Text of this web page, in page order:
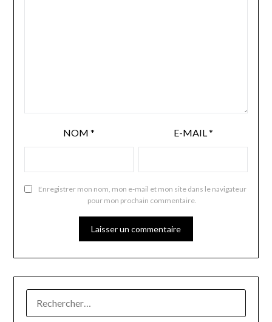
NOM * E-MAIL*
Enregistrer mon nom, mon e-mail et mon site dans le navigateur
pour mon prochain commentaire.